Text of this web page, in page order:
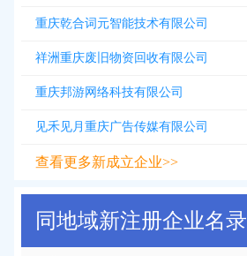
重庆乾合词元智能技术有限公司
祥洲重庆废旧物资回收有限公司
重庆邦游网络科技有限公司
见禾见月重庆广告传媒有限公司
查看更多新成立企业>>
同地域新注册企业名录